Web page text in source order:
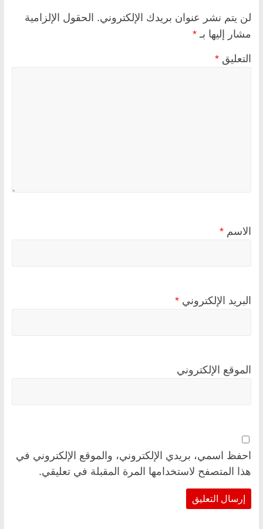
لن يتم نشر عنوان بريدك الإلكتروني. الحقول الإلزامية
مشار إليها بـ *
التعليق *
الاسم *
البريد الإلكتروني *
الموقع الإلكتروني
احفظ اسمي، بريدي الإلكتروني، والموقع الإلكتروني في
هذا المتصفح لاستخدامها المرة المقبلة في تعليقي.